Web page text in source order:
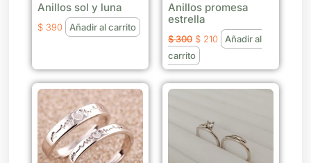
Anillos sol y luna
$ 390 Añadir al carrito
Anillos promesa
estrella
$300 $ 210
Añadir al
carrito